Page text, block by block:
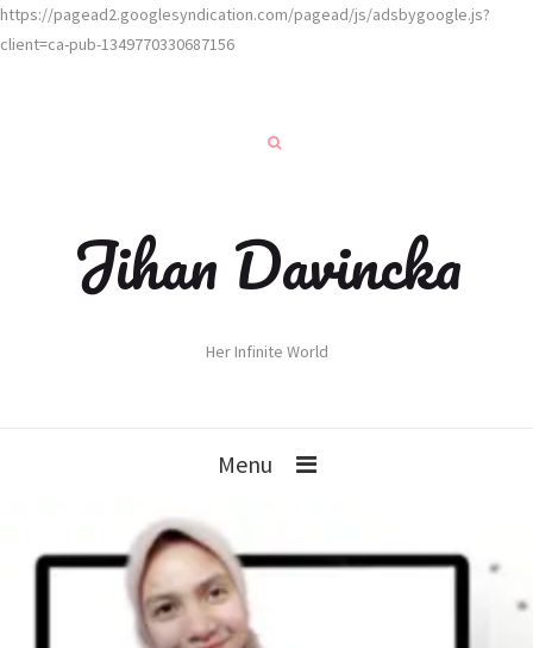
https://pagead2.googlesyndication.com/pagead/js/adsbygoogle.js?
client=ca-pub-1349770330687156
Jihan Davincka
Her Infinite World
Menu